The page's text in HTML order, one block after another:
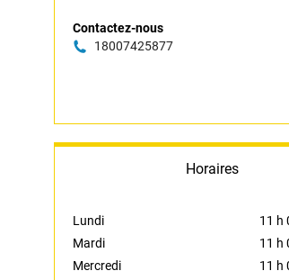
Contactez-nous
18007425877
Horaires
Lundi 11 h
Mardi
11 h
Mercredi
11 h